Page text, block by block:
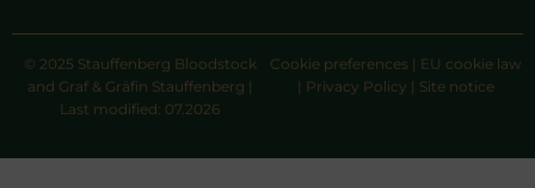
© 2025 Stauffenberg Bloodstock
and Graf & Gräfin Stauffenberg |
Last modified: 07.2026
Cookie preferences | EU cookie law
| Privacy Policy | Site notice